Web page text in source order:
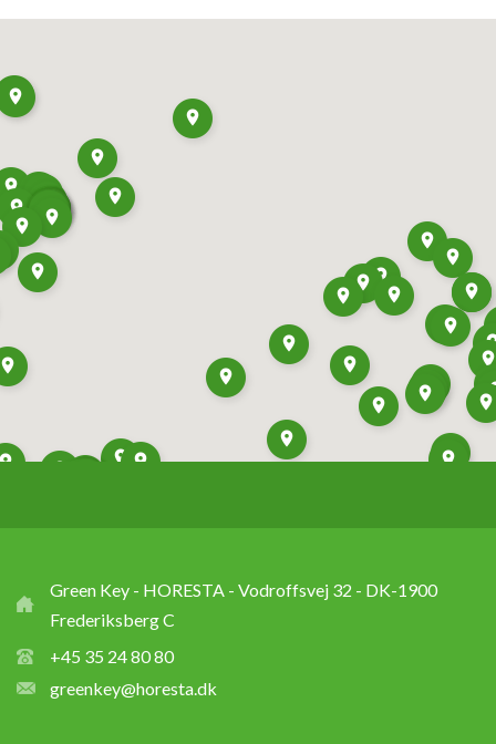
Green Key - HORESTA - Vodroffsvej 32 - DK-1900
Frederiksberg C
+45 35 24 80 80
greenkey@horesta.dk